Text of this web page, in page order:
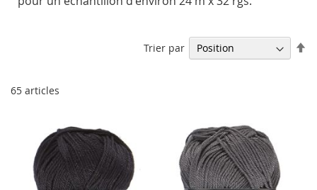
65 articles
Trier par